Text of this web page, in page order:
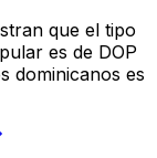
que el tipo
es de DOP
dominicanos es